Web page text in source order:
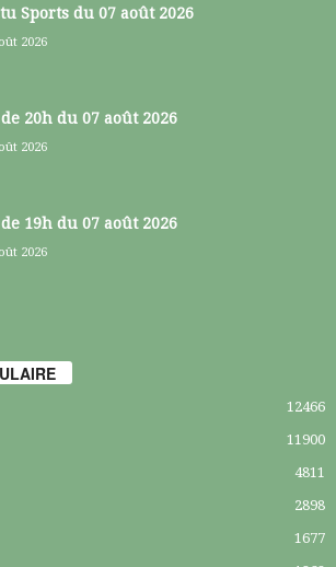
Sports du 07 août 2026
2026
de 20h du 07 août 2026
2026
de 19h du 07 août 2026
2026
12466
11900
4811
2898
1677